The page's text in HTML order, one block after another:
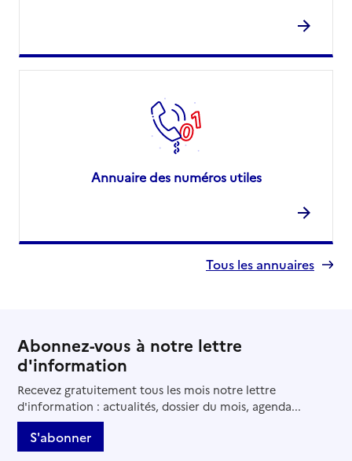
Annuaire des numéros utiles
Tous les annuaires
Abonnez-vous à notre lettre
d'information
Recevez gratuitement tous les mois notre lettre
d'information : actualités, dossier du mois, agenda...
S'abonner